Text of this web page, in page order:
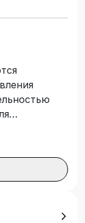
отрасли
с учетом